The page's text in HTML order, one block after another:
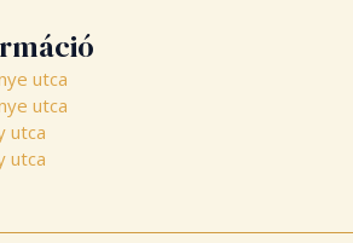
utca
utca
utca
utca